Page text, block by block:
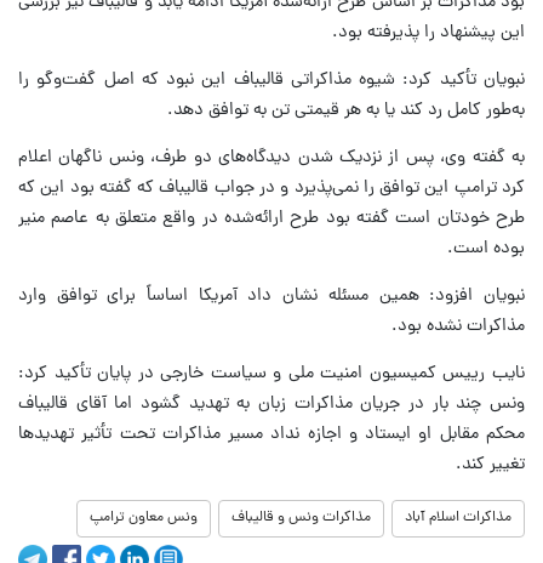
این پیشنهاد را پذیرفته بود.
نبویان تأکید کرد: شیوه مذاکراتی قالیباف این نبود که اصل گفت‌وگو را
به‌طور کامل رد کند یا به هر قیمتی تن به توافق دهد.
به گفته وی، پس از نزدیک شدن دیدگاه‌های دو طرف، ونس ناگهان اعلام
کرد ترامپ این توافق را نمی‌پذیرد و در جواب قالیباف که گفته بود این که
طرح خودتان است گفته بود طرح ارائه‌شده در واقع متعلق به عاصم منیر
بوده است.
نبویان افزود: همین مسئله نشان داد آمریکا اساساً برای توافق وارد
مذاکرات نشده بود.
نایب رییس کمیسیون امنیت ملی و سیاست خارجی در پایان تأکید کرد:
ونس چند بار در جریان مذاکرات زبان به تهدید گشود اما آقای قالیباف
محکم مقابل او ایستاد و اجازه نداد مسیر مذاکرات تحت تأثیر تهدیدها
تغییر کند.
مذاکرات اسلام آباد مذاکرات ونس و قالیباف ونس معاون ترامپ